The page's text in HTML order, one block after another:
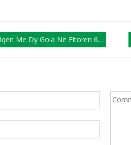
Në Fitoren 6:1 Të Trabzonsporit Ndaj Istanbulspor